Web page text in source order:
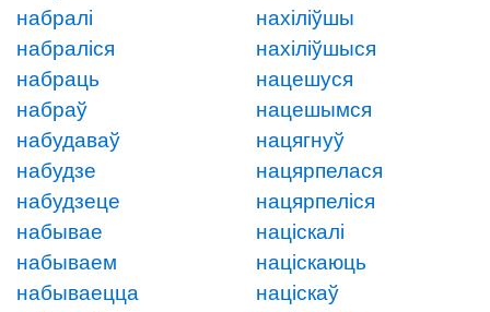
набралі
набраліся
набраць
набраў
набудаваў
набудзе
набудзеце
набывае
набываем
набываецца
нахіліўшы
нахіліўшыся
нацешуся
нацешымся
нацягнуў
нацярпелася
нацярпеліся
націскалі
націскаюць
націскаў